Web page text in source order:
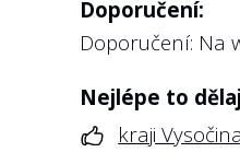
činnost podle
předpisu?
Doporučení:
Vyloučení
Dochází v kraji
členové rady
Doporučení:
Doporučení:
Doporučení: Na
Nejlépe to
kraji Vysočina